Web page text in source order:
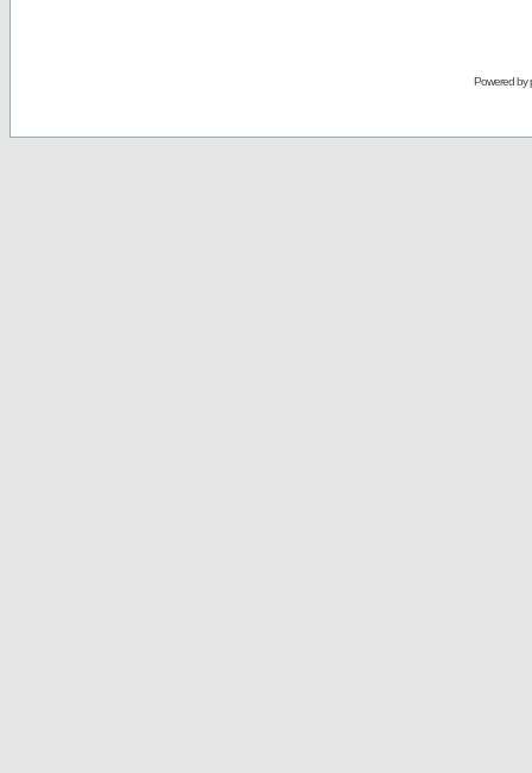
Powered by